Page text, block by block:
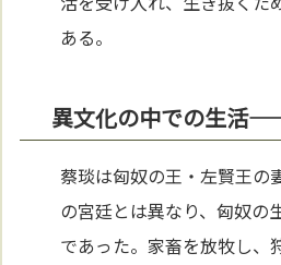
ある。
異文化の中での生活
蔡琰は匈奴の王・左賢王の
の宮廷とは異なり、匈奴の
であった。家畜を放牧し、